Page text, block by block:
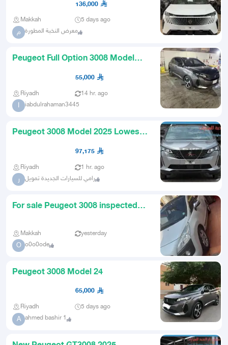
136,000
Makkah 5 days ago
م معرض النخبة المطورة
Peugeot Full Option 3008 Model
55,000
Riyadh 14 hr. ago
I iabdulrahaman3445
Peugeot 3008 Model 2025 Lowest
97,175
Riyadh 1 hr. ago
ر رامي للسيارات الجديدة تمويل
For sale Peugeot 3008 inspected
Makkah yesterday
O o0o0ode
Peugeot 3008 Model 24
65,000
Riyadh 5 days ago
A ahmed bashir 1